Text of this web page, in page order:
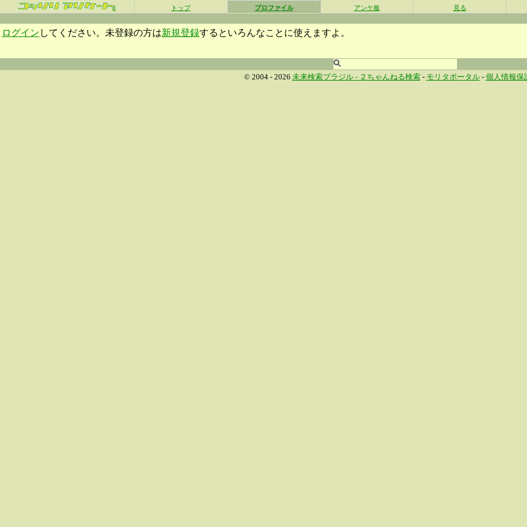
β トップ プロファイル アンケ板 見る
ログイン してください。未登録の方は新規登録するといろんなことに使えますよ。
© 2004 - 2026 未来検索ブラジル - ２ちゃんねる検索- モリタポータル- 個人情報保